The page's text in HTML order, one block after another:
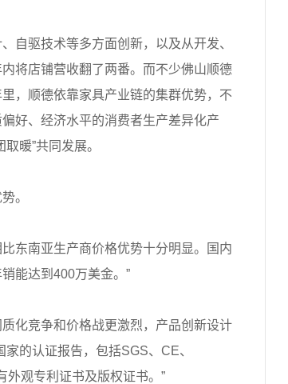
自驱技术等多方面创新，以及从开发、
将店铺营收翻了两番。而不少佛山顺德
，顺德依靠家具产业链的集群优势，不
好、经济水平的消费者生产差异化产
暖”共同发展。
。
东南亚生产商价格优势十分明显。国内
能达到400万美金。”
化竞争和价格战更激烈，产品创新设计
的认证报告，包括SGS、CE、
观专利证书及版权证书。”